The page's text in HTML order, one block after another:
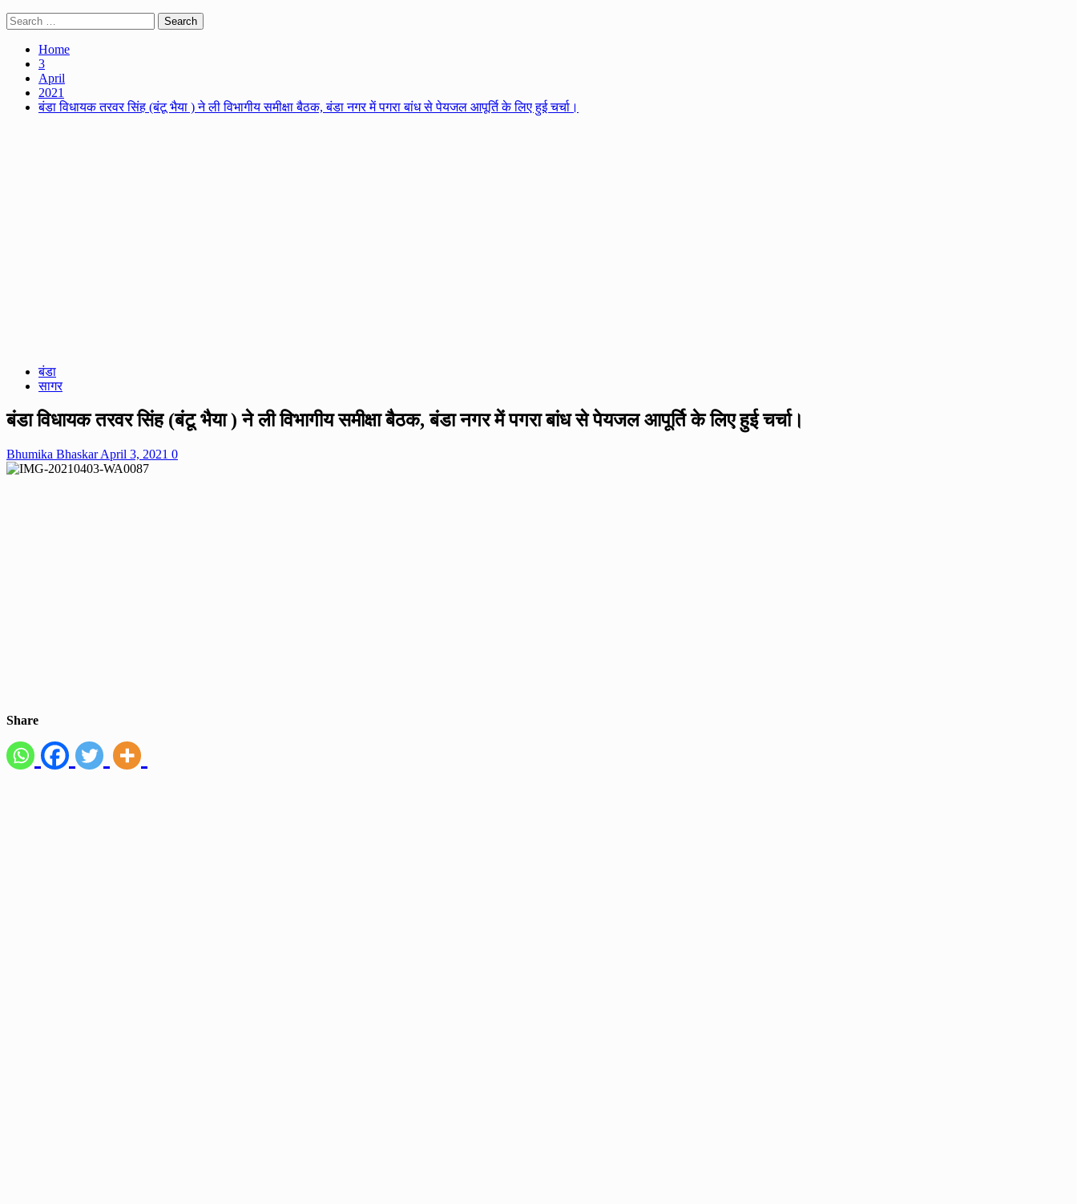
Search
for:
Home
3
April
2021
बंडा विधायक तरवर सिंह (बंटू भैया ) ने ली विभागीय समीक्षा बैठक, बंडा नगर में पगरा बांध से पेयजल आपूर्ति के लिए हुई चर्चा।
बंडा
सागर
बंडा विधायक तरवर सिंह (बंटू भैया ) ने ली विभागीय समीक्षा बैठक, बंडा नगर में पगरा बांध से पेयजल आपूर्ति के लिए हुई चर्चा।
Bhumika BhaskarApril 3, 2021 0
Share